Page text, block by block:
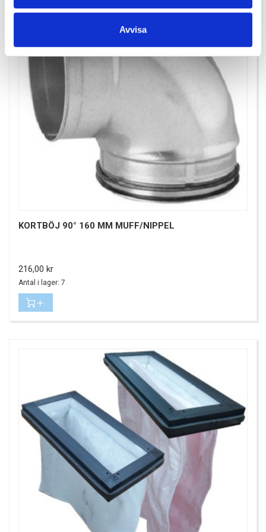
Avvisa
KORTBÖJ 90° 160 MM MUFF/NIPPEL
Pris
216,00 kr
Antal i lager: 7